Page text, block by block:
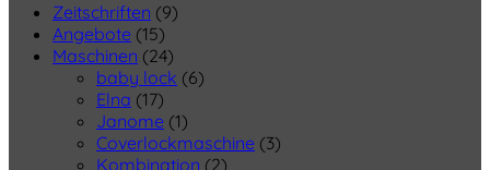
Zeitschriften (9)
Angebote (15)
Maschinen (24)
baby lock (6)
Elna (17)
Janome (1)
Coverlockmaschine (3)
Kombination (2)